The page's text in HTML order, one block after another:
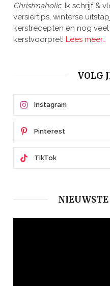
Christmaholic. Ik schrijf &
versiertips, winterse
kerstrecepten en nog veel
kerstvoorpret! Lees meer…
VOLG
Instagram
Pinterest
TikTok